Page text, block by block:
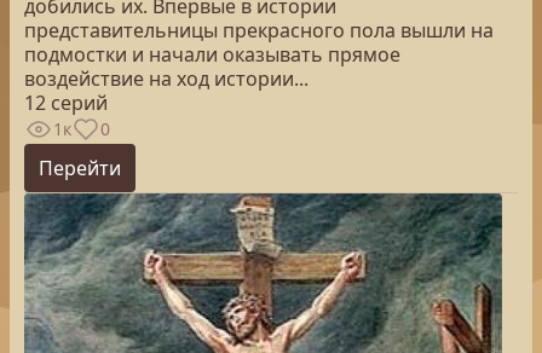
добились их. Впервые в истории
представительницы прекрасного пола вышли на
подмостки и начали оказывать прямое
воздействие на ход истории...
12 серий
1к 0
Перейти